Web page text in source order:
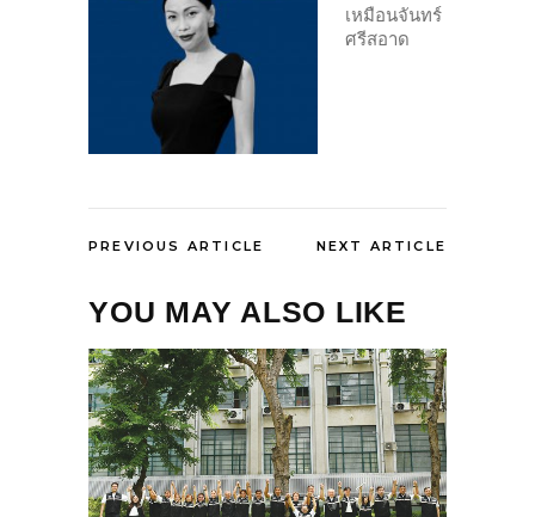
เหมือนจันทร์
ศรีสอาด
PREVIOUS ARTICLE NEXT ARTICLE
YOU MAY ALSO LIKE